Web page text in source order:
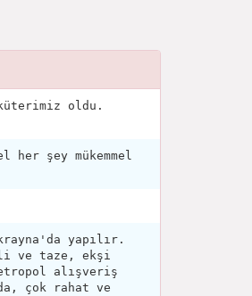
oldu.
şey mükemmel
yapılır.
ve taze, ekşi
alışveriş
çok rahat ve